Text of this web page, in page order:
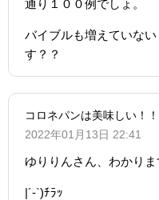
通り１００例でしょ。
バイブルも増えていな
す？？
コロネパンは美味しい！！
2022年01月13日 22:41
ゆりりんさん、わかりま
|´-`)ﾁﾗｯ